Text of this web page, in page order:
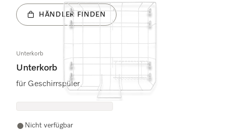
HÄNDLER FINDEN
Unterkorb
Unterkorb
für Geschirrspüler
Nicht verfügbar